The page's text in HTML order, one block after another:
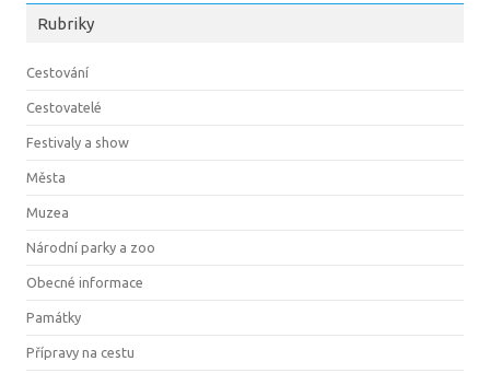
Rubriky
Cestování
Cestovatelé
Festivaly a show
Města
Muzea
Národní parky a zoo
Obecné informace
Památky
Přípravy na cestu